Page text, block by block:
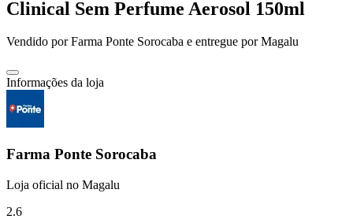
Clinical Sem Perfume Aerosol 150ml
Vendido porFarma Ponte Sorocaba e entregue por Magalu
Informações da loja
Farma Ponte Sorocaba
Loja oficial no Magalu
2.6